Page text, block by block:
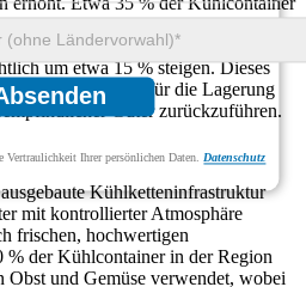
Ihrer persönlichen Daten. Datenschutz
Transport von Obst und Gemüse
nach Kühlcontainern im
um etwa 15 % steigen. Dieses
Vorschriften für die Lagerung
Güter zurückzuführen.
Kühlketteninfrastruktur
mit kontrollierter Atmosphäre
frischen, hochwertigen
% der Kühlcontainer in der Region
und Gemüse verwendet, wobei